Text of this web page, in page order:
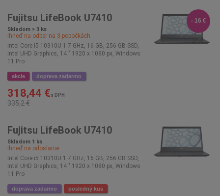
Fujitsu LifeBook U7410
Skladom > 3 ks
Ihneď na odber na 3 pobočkách
Intel Core i5 10310U 1.7 GHz, 16 GB, 256 GB SSD,
Intel UHD Graphics, 14 " 1920 x 1080 px, Windows
11 Pro
akcie doprava zadarmo
- 16 €
318,44 €s DPH
335,2 €
Fujitsu LifeBook U7410
Skladom 1 ks
Ihneď na odoslanie
Intel Core i5 10310U 1.7 GHz, 16 GB, 256 GB SSD,
Intel UHD Graphics, 14 " 1920 x 1080 px, Windows
11 Pro
doprava zadarmo posledný kus